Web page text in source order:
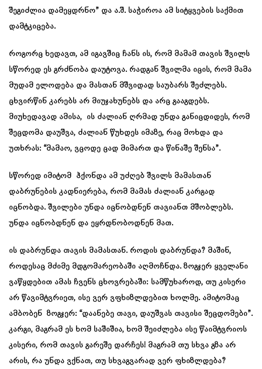
შეგიძლია დამეყდრნო” და ა.შ. საჭიროა ამ სიტყვების საქმით
დამტკიცება.
როგორც ხედავთ, ამ იგავშიც ჩანს ის, რომ მამამ თავის შვილს
სწორედ ეს გრძნობა დაუტოვა. რადგან შვილმა იცის, რომ მამა
მუდამ ელოდება და მასთან მშვიდად საუბარს შეძლებს.
ცხვირწინ კარებს არ მიუჯახუნებს და არც გააგდებს.
მიუხედავად ამისა, ის ძალიან ღრმად უნდა განიცდიდეს, რომ
შეცდომა დაუშვა, ძალიან წუხდეს იმაზე, რაც მოხდა და
უთხრას: “მამაო, ვცოდე ცად მიმართ და წინაშე შენსა”.
სწორედ იმიტომ ჰქონდა ამ უძღებ შვილს მამასთან
დაბრუნების კადნიერება, რომ მამას ძალიან კარგად
იცნობდა. შვილები უნდა იცნობდნენ თავიანთ მშობლებს.
უნდა იცნობდნენ და ეყრდნობოდნენ მათ.
ის დაბრუნდა თავის მამასთან. როდის დაბრუნდა? მაშინ,
როდესაც მძიმე მდგომარეობაში აღმოჩნდა. ზოგჯერ ყველანი
ვაწყდებით ამას ჩვენს ცხოვრებაში: სამწუხაროდ, თუ კისერი
არ წავიმტვრიეთ, ისე ვერ ვფხიზლდებით ხოლმე. ამიტომაც
ამბობენ ზოგჯერ: “დაანებე თავი, დაუშვას თავისი შეცდომები”.
კარგი, მაგრამ ეს ხომ საშიშია, ხომ შეიძლება ისე წაიმტვრიოს
კისერი, რომ თავის გარეშე დარჩეს! მაგრამ თუ სხვა გზა არ
არის, რა უნდა ვქნათ, თუ სხვაგვარად ვერ ფხიზლდება?